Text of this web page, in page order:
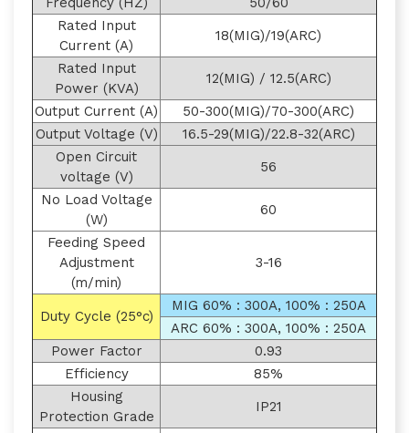
Rated Input
Current (A)
18(MIG)/19(ARC)
Rated Input
Power (KVA)
12(MIG) / 12.5(ARC)
Output Current (A)
50-300(MIG)/70-300(ARC)
Output Voltage (V)
16.5-29(MIG)/22.8-32(ARC)
Open Circuit
voltage (V)
56
No Load Voltage
(W)
60
Feeding Speed
Adjustment
(m/min)
3-16
Duty Cycle (25°c)
MIG 60% : 300A, 100% : 250A
ARC 60% : 300A, 100% : 250A
Power Factor
0.93
Efficiency
85%
Housing
Protection Grade
IP21